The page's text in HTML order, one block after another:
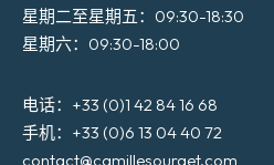
星期二至星期五：09:30-18:30
星期六：09:30-18:00
电话：+33 (0)1 42 84 16 68
手机：+33 (0)6 13 04 40 72
contact@camillesourget.com